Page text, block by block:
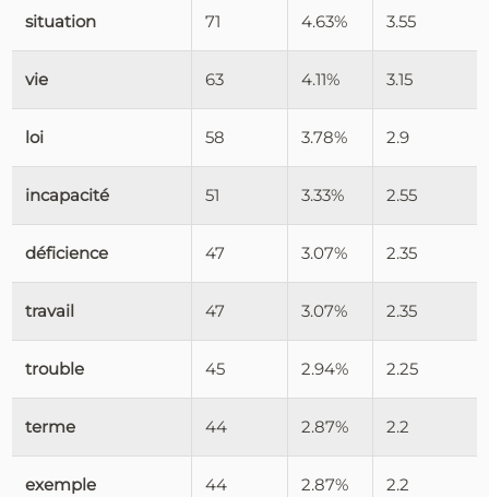
situation 71 4.63% 3.55
vie 63 4.11% 3.15
loi 58 3.78% 2.9
incapacité 51 3.33% 2.55
déficience 47 3.07% 2.35
travail 47 3.07% 2.35
trouble 45 2.94% 2.25
terme 44 2.87% 2.2
exemple 44 2.87% 2.2